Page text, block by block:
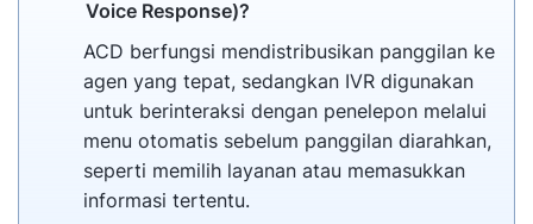
Voice Response)?
ACD berfungsi mendistribusikan panggilan ke
agen yang tepat, sedangkan IVR digunakan
untuk berinteraksi dengan penelepon melalui
menu otomatis sebelum panggilan diarahkan,
seperti memilih layanan atau memasukkan
informasi tertentu.